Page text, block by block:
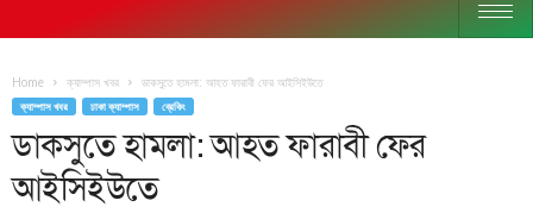
Home ক্যাম্পাস খবর ডাকসুতে হামলা: আহত ফারাবী ফের আইসিইউতে
ক্যাম্পাস খবর ঢাকা ক্যাম্পাস ব্রেকিং
ডাকসুতে হামলা: আহত ফারাবী ফের
আইসিইউতে